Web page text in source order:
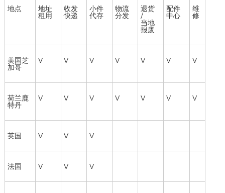
地点
地址
租用
收发
快递
小件
代存
物流
分发
退货
/
当地
报废
配件
中心
维
修
美国芝
加哥
V V V V V V V
荷兰鹿
特丹
V V V V V V V
英国 V V V
法国 V V V